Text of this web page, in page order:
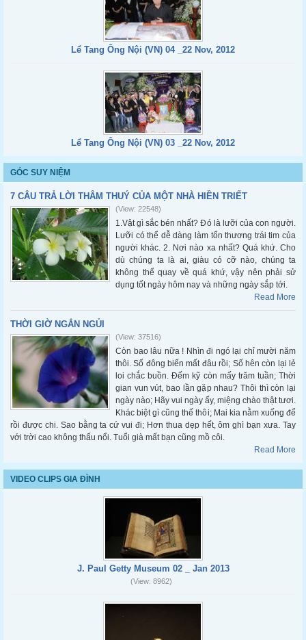
Lể Tang Ông Nội (VN) 04 _22 Nov, 2012
Lể Tang Ông Nội (VN) 03 _22 Nov, 2012
GÓC SUY NIỆM
7 CÂU TRẢ LỜI THÂM THUÝ CỦA MỘT NHÀ HIỀN TRIẾT
(View: 22548)
1.Vật gì sắc bén nhất? Đó là lưỡi của con người.
Lưỡi có thể dễ dàng làm tổn thương trái tim của
người khác. 2. Nơi nào xa nhất? Quá khứ. Cho
dù chúng ta là ai, giàu có cỡ nào, chúng ta
không thể quay về quá khứ, vậy nên phải sử
dụng tốt ngày hôm nay và những ngày sắp tới.
Read More
THỜI GIỜ NGẮN NGỦI
(View: 37516)
Còn bao lâu nữa ! Nhìn đi ngó lại chỉ mười năm
thôi. Số đông biến mất đâu rồi; Số hên còn lại lẻ
loi chắc buồn. Đếm kỹ còn mấy trăm tuần; Thời
gian vun vút, bao lần gặp nhau? Thôi thì còn lại
ngày nào; Hãy vui ngày ấy, miệng chào thật tươi.
Khác biệt gì cũng thế thôi; Mai kia nằm xuống để
rồi được chi. Sao bằng ta cứ vui đi; Hơn thua dẹp hết, ôm ghì bạn xưa. Tay
với trời cao không thấu nổi. Tuổi già mất bạn cũng mồ côi.
Read More
VIDEO CLIPS GIA ĐÌNH
J. Paul Getty Museum 02 _ Jan 2013
(View: 8962)